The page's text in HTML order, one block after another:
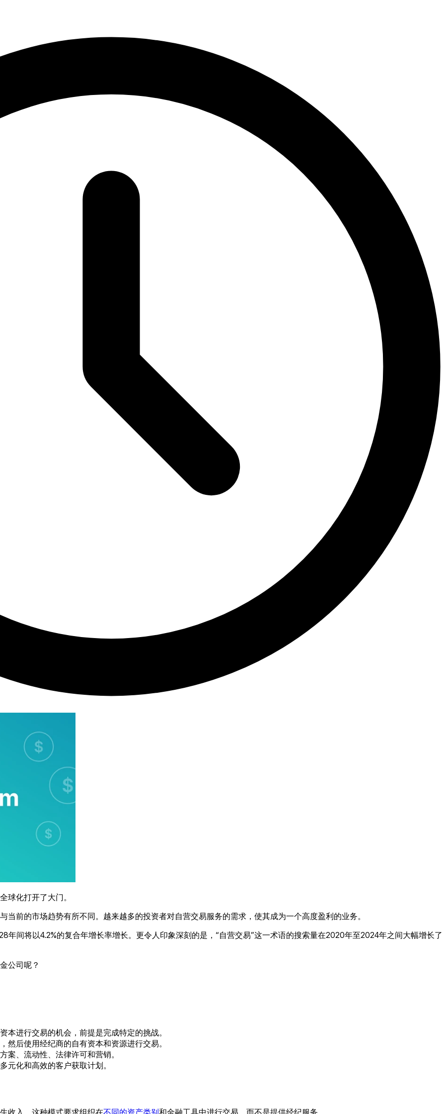
球化打开了大门。
前的市场趋势有所不同。越来越多的投资者对自营交易服务的需求，使其成为一个高度盈利的业务。
间将以4.2%的复合年增长率增长。更令人印象深刻的是，“自营交易”这一术语的搜索量在2020年至2024年之间大幅增长了
公司呢？
进行交易的机会，前提是完成特定的挑战。
后使用经纪商的自有资本和资源进行交易。
案、流动性、法律许可和营销。
元化和高效的客户获取计划。
收入。这种模式要求组织在不同的资产类别和金融工具中进行交易，而不是提供经纪服务。